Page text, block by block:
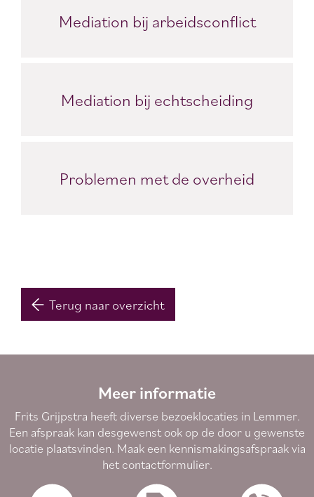
Mediation bij arbeidsconflict
Mediation bij echtscheiding
Problemen met de overheid
Terug naar overzicht
Meer informatie
Frits Grijpstra heeft diverse bezoeklocaties in Lemmer.
Een afspraak kan desgewenst ook op de door u gewenste
locatie plaatsvinden. Maak een kennismakingsafspraak via
het contactformulier.